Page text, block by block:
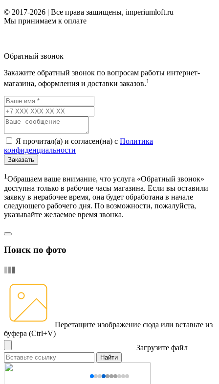
© 2017-2026 | Все права защищены, imperiumloft.ru
Мы принимаем к оплате
Обратный звонок
Закажите обратный звонок по вопросам работы интернет-
магазина, оформления и доставки заказов.1
Я прочитал(а) и согласен(на) с Политика
конфиденциальности
Заказать
1Обращаем ваше внимание, что услуга «Обратный звонок»
доступна только в рабочие часы магазина. Если вы оставили
заявку в нерабочее время, она будет обработана в начале
следующего рабочего дня. По возможности, пожалуйста,
указывайте желаемое время звонка.
Поиск по фото
Перетащите изображение сюда или вставьте из
буфера (Ctrl+V)
Загрузите файл
Найти